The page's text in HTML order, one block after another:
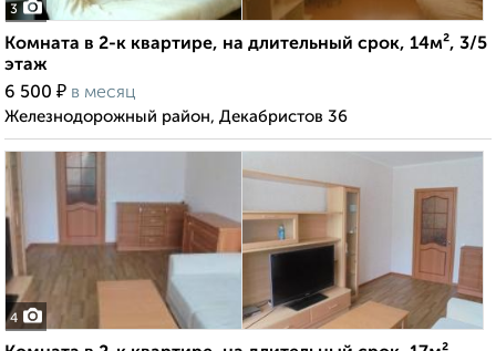
3
Комната в 2-к квартире, на длительный срок, 14м², 3/5
этаж
6 500 ₽ в месяц
Железнодорожный район, Декабристов 36
4